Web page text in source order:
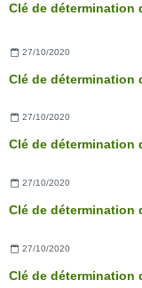
Clé de détermination
27/10/2020
Clé de détermination
27/10/2020
Clé de détermination
27/10/2020
Clé de détermination
27/10/2020
Clé de détermination